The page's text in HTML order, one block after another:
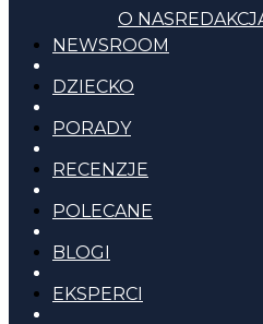
O NAS
NEWSROOM
DZIECKO
PORADY
RECENZJE
POLECANE
BLOGI
EKSPERCI